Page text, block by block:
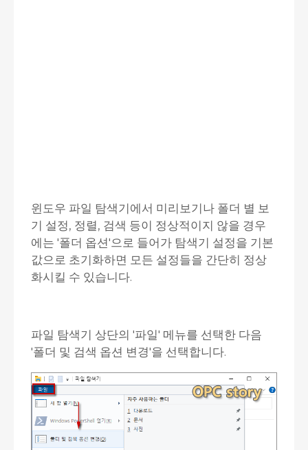
윈도우 파일 탐색기에서 미리보기나 폴더 별 보
기 설정, 정렬, 검색 등이 정상적이지 않을 경우
에는 '폴더 옵션'으로 들어가 탐색기 설정을 기본
값으로 초기화하면 모든 설정들을 간단히 정상
화시킬 수 있습니다.
파일 탐색기 상단의 '파일' 메뉴를 선택한 다음
'폴더 및 검색 옵션 변경'을 선택합니다.